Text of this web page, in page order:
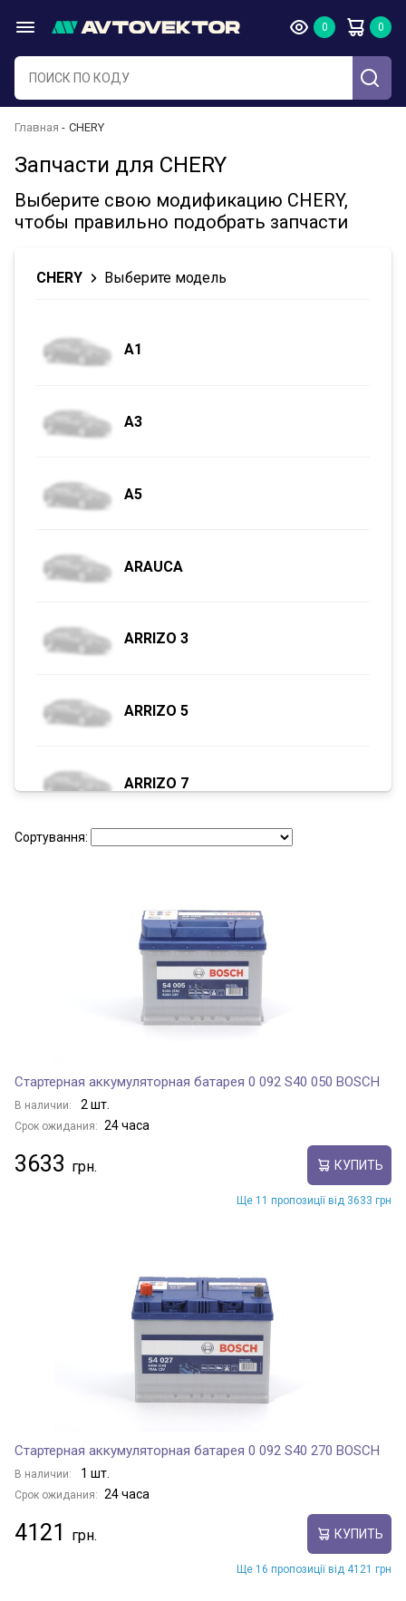
Главная CHERY
Запчасти для CHERY
Выберите свою модификацию CHERY,
чтобы правильно подобрать запчасти
CHERY Выберите модель
A1
A3
A5
ARAUCA
ARRIZO 3
ARRIZO 5
ARRIZO 7
COWIN
COWIN 1
CRISTAL
Сортування:
Стартерная аккумуляторная батарея 0 092 S40 050 BOSCH
В наличии: 2 шт.
Срок ожидания: 24 часа
3633 КУПИТЬ
Ще 11 пропозиції від 3633 грн
Стартерная аккумуляторная батарея 0 092 S40 270 BOSCH
В наличии: 1 шт.
Срок ожидания: 24 часа
4121 КУПИТЬ
Ще 16 пропозиції від 4121 грн